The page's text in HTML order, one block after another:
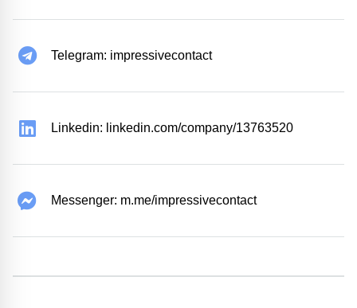
Telegram: impressivecontact
Linkedin: linkedin.com/company/13763520
Messenger: m.me/impressivecontact